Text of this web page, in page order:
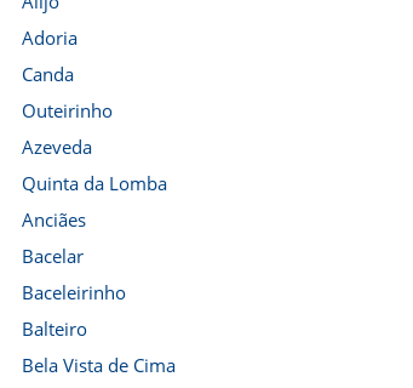
Adoria
Canda
Outeirinho
Azeveda
Quinta da Lomba
Anciães
Bacelar
Baceleirinho
Balteiro
Bela Vista de Cima